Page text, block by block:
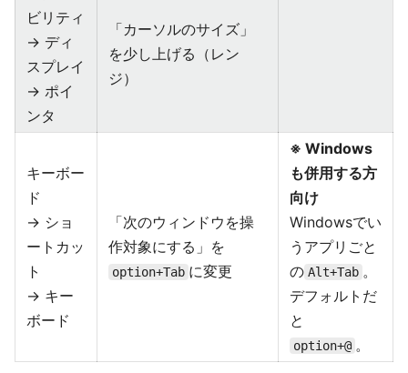
ビリティ
→ ディ
スプレイ
→ ポイ
ンタ
「カーソルのサイズ」
を少し上げる（レン
ジ）
キーボー
ド
→ ショ
ートカッ
ト
→ キー
ボード
「次のウィンドウを操
作対象にする」を
option+Tab に変更
※ Windows
も併用する方
向け
Windowsでい
うアプリごと
の Alt+Tab 。
デフォルトだ
と
option+@ 。